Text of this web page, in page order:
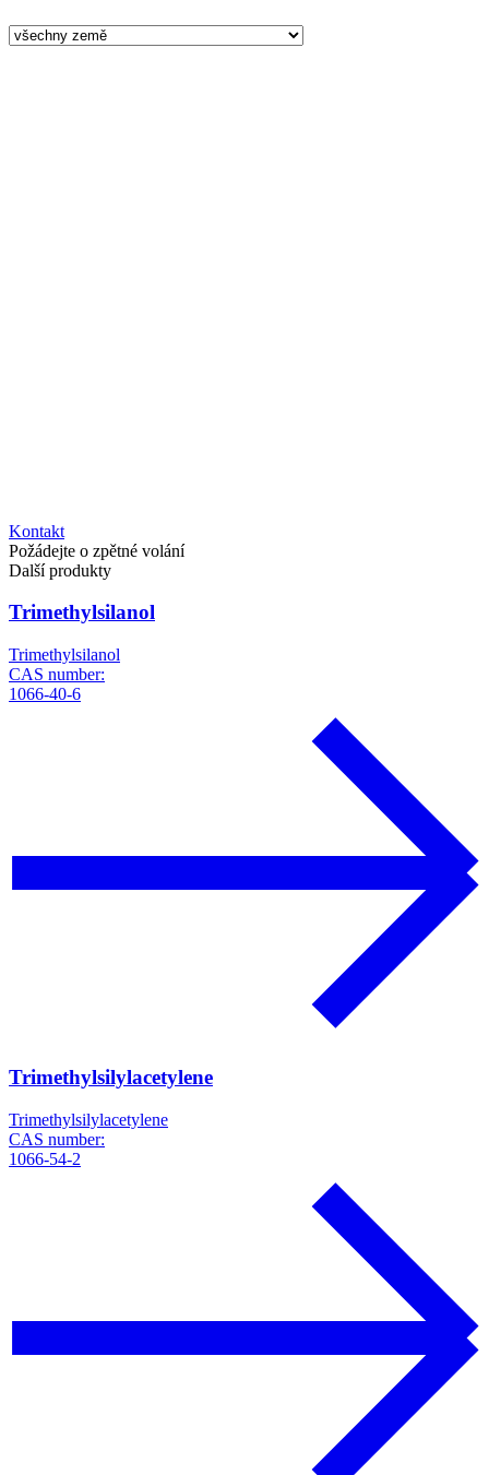
Kontakt
Požádejte o zpětné volání
Další produkty
Trimethylsilanol
Trimethylsilanol
CAS number:
1066-40-6
Trimethylsilylacetylene
Trimethylsilylacetylene
CAS number:
1066-54-2